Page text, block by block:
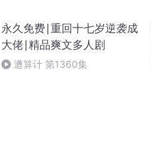
永久免费∣重回十七岁逆袭成
大佬∣精品爽文多人剧
遭算计 第1360集